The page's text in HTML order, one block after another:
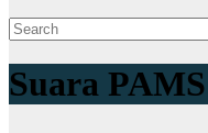
Suara PAMS